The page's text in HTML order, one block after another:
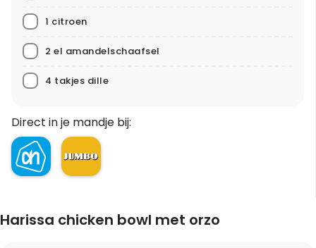
1 citroen
2 el amandelschaafsel
4 takjes dille
Direct in je mandje bij:
Harissa chicken bowl met orzo